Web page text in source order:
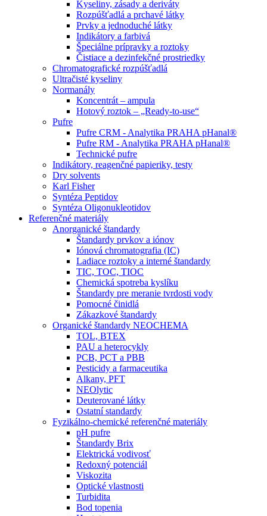
Kyseliny, zásady a deriváty
Rozpúšťadlá a prchavé látky
Prvky a jednoduché látky
Indikátory a farbivá
Špeciálne prípravky a roztoky
Čistiace a dezinfekčné prostriedky
Chromatografické rozpúšťadlá
Ultračisté kyseliny
Normanály
Koncentrát – ampula
Hotový roztok – „Ready-to-use“
Pufre
Pufre CRM - Analytika PRAHA pHanal®
Pufre RM - Analytika PRAHA pHanal®
Technické pufre
Indikátory, reagenčné papieriky, testy
Dry solvents
Karl Fisher
Syntéza Peptidov
Syntéza Oligonukleotidov
Referenčné materiály
Anorganické štandardy
Štandardy prvkov a iónov
Iónová chromatografia (IC)
Ladiace roztoky a interné štandardy
TIC, TOC, TIOC
Chemická spotreba kyslíku
Štandardy pre meranie tvrdosti vody
Pomocné činidlá
Zákazkové štandardy
Organické štandardy NEOCHEMA
TOL, BTEX
PAU a heterocykly
PCB, PCT a PBB
Pesticidy a farmaceutika
Alkany, PFT
NEOlytic
Deuterované látky
Ostatní standardy
Fyzikálno-chemické referenčné materiály
pH pufre
Štandardy Brix
Elektrická vodivosť
Redoxný potenciál
Viskozita
Optické vlastnosti
Turbidita
Bod topenia